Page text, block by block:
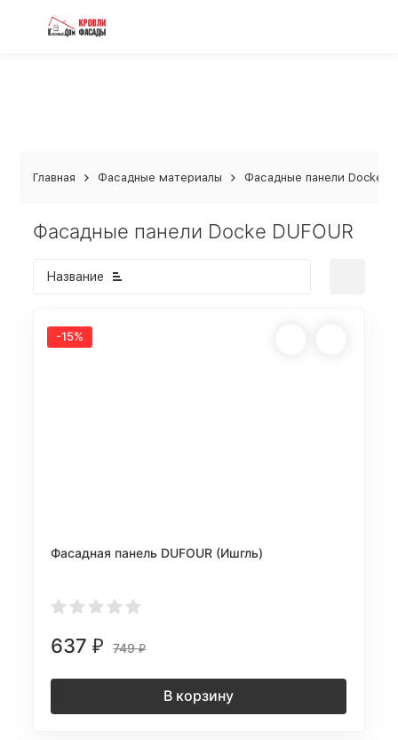
Главная Фасадные материалы Фасадные панели Docke
Фасадные панели Docke DUFOUR
Название
-15%
Фасадная панель DUFOUR (Ишгль)
637₽ 749₽
В корзину